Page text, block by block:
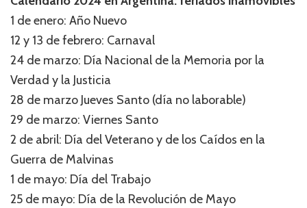
1 de enero: Año Nuevo
12 y 13 de febrero: Carnaval
24 de marzo: Día Nacional de la Memoria por la
Verdad y la Justicia
28 de marzo Jueves Santo (día no laborable)
29 de marzo: Viernes Santo
2 de abril: Día del Veterano y de los Caídos en la
Guerra de Malvinas
1 de mayo: Día del Trabajo
25 de mayo: Día de la Revolución de Mayo